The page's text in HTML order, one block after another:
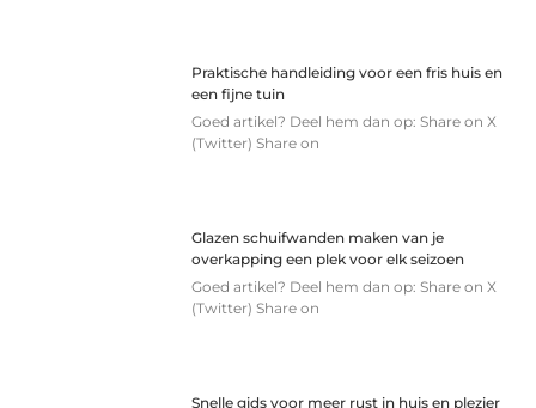
Praktische handleiding voor een fris huis en
een fijne tuin
Goed artikel? Deel hem dan op: Share on X
(Twitter) Share on
Glazen schuifwanden maken van je
overkapping een plek voor elk seizoen
Goed artikel? Deel hem dan op: Share on X
(Twitter) Share on
Snelle gids voor meer rust in huis en plezier